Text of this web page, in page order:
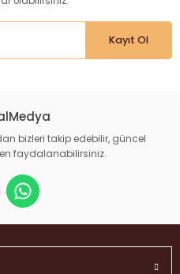
pahalı.
Kayıt Ol
bizleri takip edebilir, güncel
faydalanabilirsiniz.